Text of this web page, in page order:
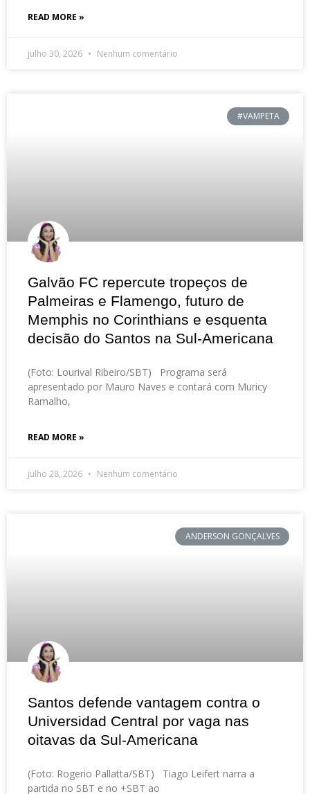
READ MORE »
julho 30, 2026 Nenhum comentário
#VAMPETA
Galvão FC repercute tropeços de
Palmeiras e Flamengo, futuro de
Memphis no Corinthians e esquenta
decisão do Santos na Sul-Americana
(Foto: Lourival Ribeiro/SBT) Programa será
apresentado por Mauro Naves e contará com Muricy
Ramalho,
READ MORE »
julho 28, 2026 Nenhum comentário
ANDERSON GONÇALVES
Santos defende vantagem contra o
Universidad Central por vaga nas
oitavas da Sul-Americana
(Foto: Rogerio Pallatta/SBT) Tiago Leifert narra a
partida no SBT e no +SBT ao